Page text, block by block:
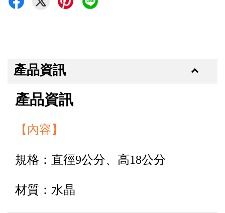
產品資訊
產品資訊
【內容】
規格：直徑9公分、高18公分
材質：水晶